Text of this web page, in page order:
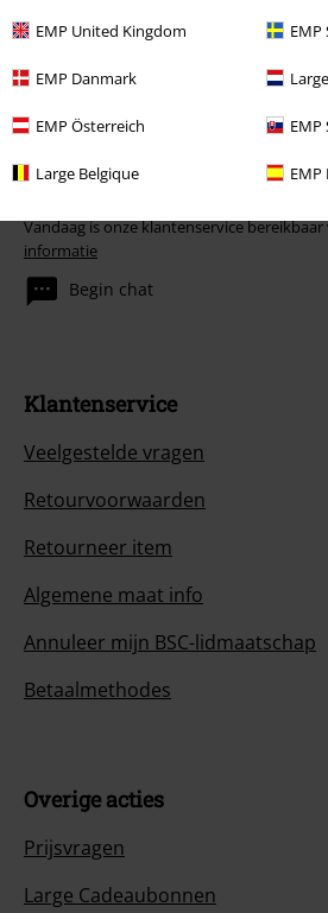
EMP United Kingdom EMP
EMP Danmark
EMP Österreich EMP
Large Belgique EMP
Onkelz en artikelen die bijdragen aan een
Vandaag is onze klantenservice
informatie
Begin chat
Klantenservice
Veelgestelde vragen
Retourvoorwaarden
Retourneer item
Algemene maat info
Annuleer mijn BSC-lidmaatschap
Betaalmethodes
Overige acties
Prijsvragen
Large Cadeaubonnen